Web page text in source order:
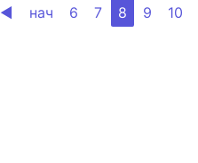
◀ нач 6 7 8 9 10